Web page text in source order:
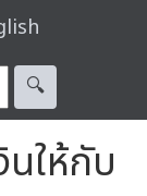
🔍︎
ให้กับ